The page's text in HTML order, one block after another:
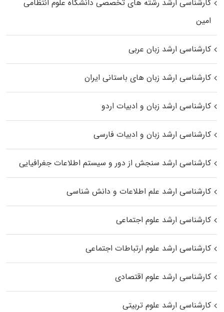
کارشناسی ارشد رﺷﺘﻪ ﻫﺎی تخصصی داﻧﺸﮕﺎه ﻋﻠﻮم انتظامی
اﻣﻴﻦ
کارشناسی ارشد زبان عربی
کارشناسی ارشد زبان‌ های باستانی ایران
کارشناسی ارشد زبان و ادبیات اردو
کارشناسی ارشد زبان و ادبیات فارسی
کارشناسی ارشد سنجش از دور و سیستم اطلاعات جغرافیایی
کارشناسی ارشد علم اطلاعات و دانش شناسی
کارشناسی ارشد علوم اجتماعی
کارشناسی ارشد علوم ارتباطات اجتماعی
کارشناسی ارشد علوم اقتصادی
کارشناسی ارشد علوم تربیتی